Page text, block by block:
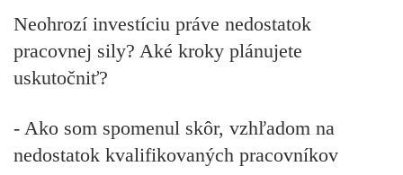
Neohrozí investíciu práve nedostatok
pracovnej sily? Aké kroky plánujete
uskutočniť?
- Ako som spomenul skôr, vzhľadom na
nedostatok kvalifikovaných pracovníkov